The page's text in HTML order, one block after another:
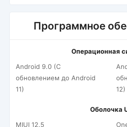
Программное
Операционная
Android 9.0 (С
обновлением до Android
11)
12)
Оболочка
MIUI 12.5